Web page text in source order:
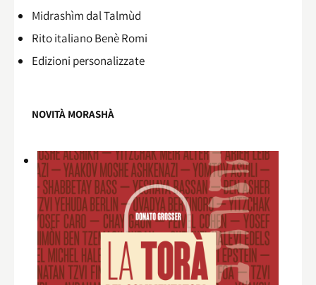
Midrashìm dal Talmùd
Rito italiano Benè Romi​
Edizioni personalizzate
NOVITÀ MORASHÀ